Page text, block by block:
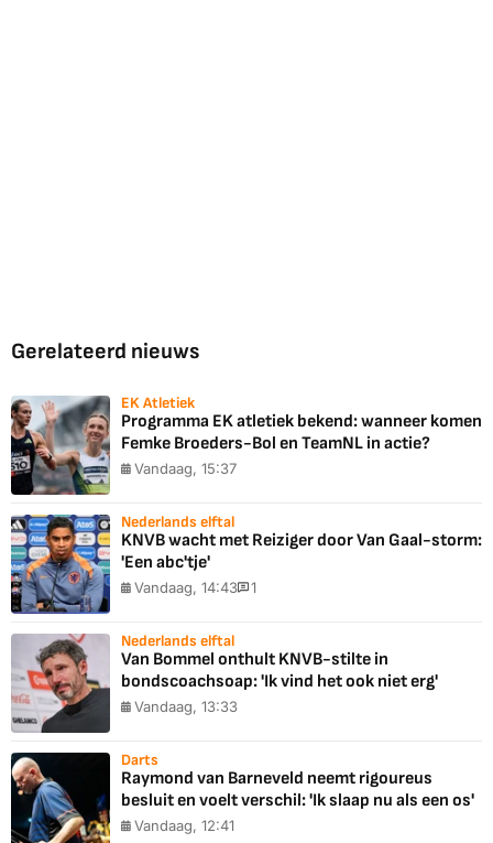
Gerelateerd nieuws
EK Atletiek
Programma EK atletiek bekend: wanneer komen
Femke Broeders-Bol en TeamNL in actie?
Vandaag, 15:37
Nederlands elftal
KNVB wacht met Reiziger door Van Gaal-storm:
'Een abc'tje'
Vandaag, 14:43 1
Nederlands elftal
Van Bommel onthult KNVB-stilte in
bondscoachsoap: 'Ik vind het ook niet erg'
Vandaag, 13:33
Darts
Raymond van Barneveld neemt rigoureus
besluit en voelt verschil: 'Ik slaap nu als een os'
Vandaag, 12:41